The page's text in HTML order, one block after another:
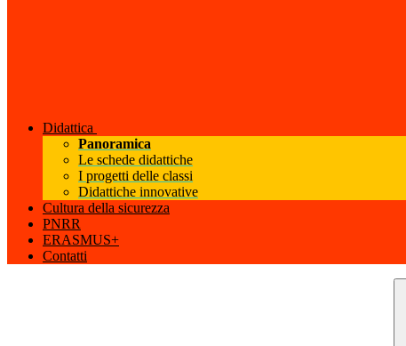
Didattica
Panoramica
Le schede didattiche
I progetti delle classi
Didattiche innovative
Cultura della sicurezza
PNRR
ERASMUS+
Contatti